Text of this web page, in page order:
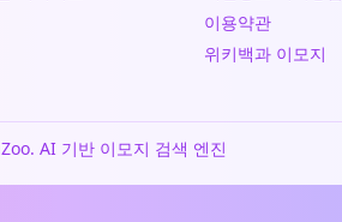
이용약관
위키백과 이모지
AI 기반 이모지 검색 엔진